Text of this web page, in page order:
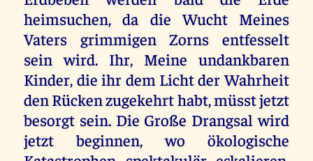
heimsuchen, da die Wucht Meines
Vaters grimmigen Zorns entfesselt
sein wird. Ihr, Meine undankbaren
Kinder, die ihr dem Licht der Wahrheit
den Rücken zugekehrt habt, müsst jetzt
besorgt sein. Die Große Drangsal wird
jetzt beginnen, wo ökologische